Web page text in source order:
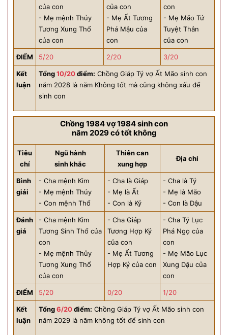
của con
- Mẹ mệnh Thủy
Tương Xung Thổ
của con
của con
- Mẹ Ất Tương
Phá Mậu của
con
con
- Mẹ Mão Tứ
Tuyệt Thân
của con
ĐIỂM 5/20 2/20 3/20
Kết
luận
Tổng10/20điểm: Chồng Giáp Tý vợ Ất Mão sinh con
năm 2028 là năm Không tốt mà cũng không xấu để
sinh con
Chồng 1984 vợ 1984 sinh con
năm 2029 có tốt không
Tiêu
chí
Ngũ hành
sinh khắc
Thiên can
xung hợp
Địa chi
Bình
giải
- Cha mệnh Kim
- Mẹ mệnh Thủy
- Con mệnh Thổ
- Cha là Giáp
- Mẹ là Ất
- Con là Kỷ
- Cha là Tý
- Mẹ là Mão
- Con là Dậu
Đánh
giá
- Cha mệnh Kim
Tương Sinh Thổ của
con
- Mẹ mệnh Thủy
Tương Xung Thổ
của con
- Cha Giáp
Tương Hợp Kỷ
của con
- Mẹ Ất Tương
Hợp Kỷ của con
- Cha Tý Lục
Phá Ngọ của
con
- Mẹ Mão Lục
Xung Dậu của
con
ĐIỂM 5/20 0/20 1/20
Kết
luận
Tổng6/20điểm: Chồng Giáp Tý vợ Ất Mão sinh con
năm 2029 là năm không tốt để sinh con